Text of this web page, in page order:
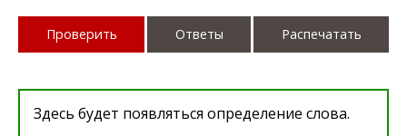
Проверить Ответы Распечатать
Здесь будет появляться определение слова.